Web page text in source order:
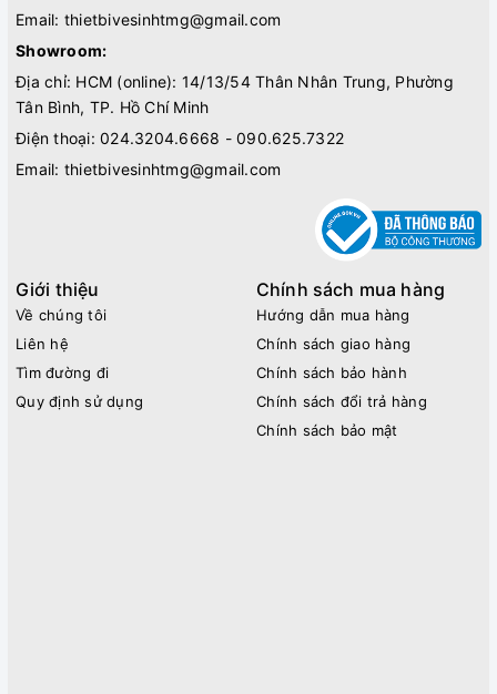
Email: thietbivesinhtmg@gmail.com
Showroom:
Địa chỉ: HCM (online): 14/13/54 Thân Nhân Trung, Phường
Tân Bình, TP. Hồ Chí Minh
Điện thoại: 024.3204.6668 - 090.625.7322
Email: thietbivesinhtmg@gmail.com
Giới thiệu
Về chúng tôi
Liên hệ
Tìm đường đi
Quy định sử dụng
Chính sách mua hàng
Hướng dẫn mua hàng
Chính sách giao hàng
Chính sách bảo hành
Chính sách đổi trả hàng
Chính sách bảo mật